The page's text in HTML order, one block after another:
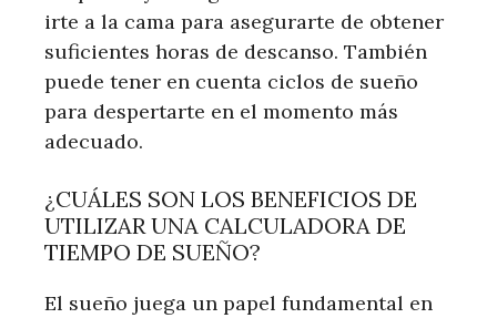
irte a la cama para asegurarte de obtener
suficientes horas de descanso. También
puede tener en cuenta ciclos de sueño
para despertarte en el momento más
adecuado.
¿CUÁLES SON LOS BENEFICIOS DE
UTILIZAR UNA CALCULADORA DE
TIEMPO DE SUEÑO?
El sueño juega un papel fundamental en